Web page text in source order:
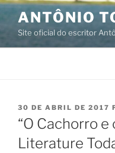
Pular
para
conteúdo
ANTÔNIO
Site oficial do escritor
PUBLICADO
EM
30 DE ABRIL DE 2017
“O Cachorro e
Literature